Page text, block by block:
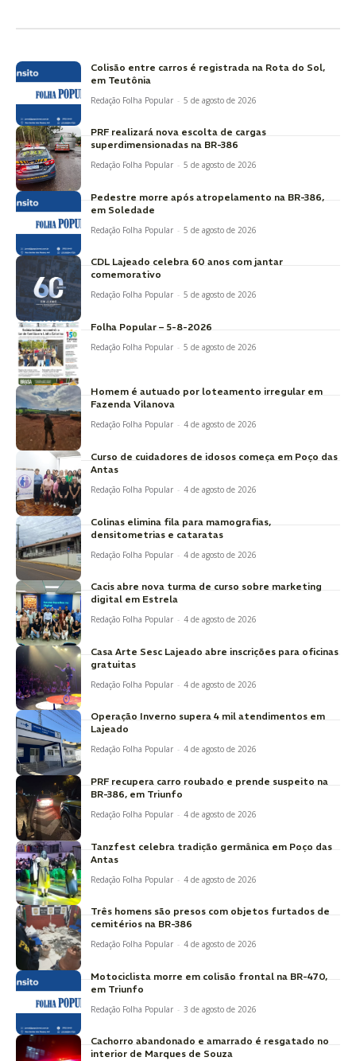
Colisão entre carros é registrada na Rota do Sol,
em Teutônia
Redação Folha Popular - 5 de agosto de 2026
PRF realizará nova escolta de cargas
superdimensionadas na BR-386
Redação Folha Popular - 5 de agosto de 2026
Pedestre morre após atropelamento na BR-386,
em Soledade
Redação Folha Popular - 5 de agosto de 2026
CDL Lajeado celebra 60 anos com jantar
comemorativo
Redação Folha Popular - 5 de agosto de 2026
Folha Popular – 5-8-2026
Redação Folha Popular - 5 de agosto de 2026
Homem é autuado por loteamento irregular em
Fazenda Vilanova
Redação Folha Popular - 4 de agosto de 2026
Curso de cuidadores de idosos começa em Poço das
Antas
Redação Folha Popular - 4 de agosto de 2026
Colinas elimina fila para mamografias,
densitometrias e cataratas
Redação Folha Popular - 4 de agosto de 2026
Cacis abre nova turma de curso sobre marketing
digital em Estrela
Redação Folha Popular - 4 de agosto de 2026
Casa Arte Sesc Lajeado abre inscrições para oficinas
gratuitas
Redação Folha Popular - 4 de agosto de 2026
Operação Inverno supera 4 mil atendimentos em
Lajeado
Redação Folha Popular - 4 de agosto de 2026
PRF recupera carro roubado e prende suspeito na
BR-386, em Triunfo
Redação Folha Popular - 4 de agosto de 2026
Tanzfest celebra tradição germânica em Poço das
Antas
Redação Folha Popular - 4 de agosto de 2026
Três homens são presos com objetos furtados de
cemitérios na BR-386
Redação Folha Popular - 4 de agosto de 2026
Motociclista morre em colisão frontal na BR-470,
em Triunfo
Redação Folha Popular - 3 de agosto de 2026
Cachorro abandonado e amarrado é resgatado no
interior de Marques de Souza